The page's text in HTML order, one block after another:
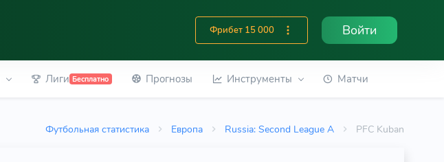
Фрибет 15 000 Войти
Лиги Бесплатно Прогнозы Инструменты Матчи
Футбольная статистика Европа Russia: Second League A PFC Kuban